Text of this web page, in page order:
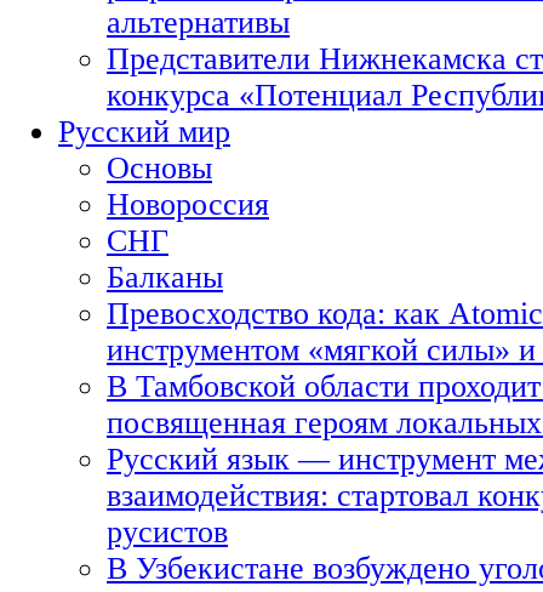
альтернативы
Представители Нижнекамска
конкурса «Потенциал
Русский мир
Основы
Новороссия
СНГ
Балканы
Превосходство кода: как
инструментом «мягкой силы» и
В Тамбовской области
посвященная героям
Русский язык — инструмент
взаимодействия: стартовал
русистов
В Узбекистане возбуждено